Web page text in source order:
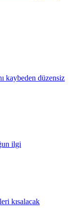
kaybeden düzensiz
ilgi
kısalacak